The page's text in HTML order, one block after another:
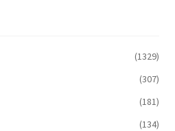
(1329)
(307)
(181)
(134)